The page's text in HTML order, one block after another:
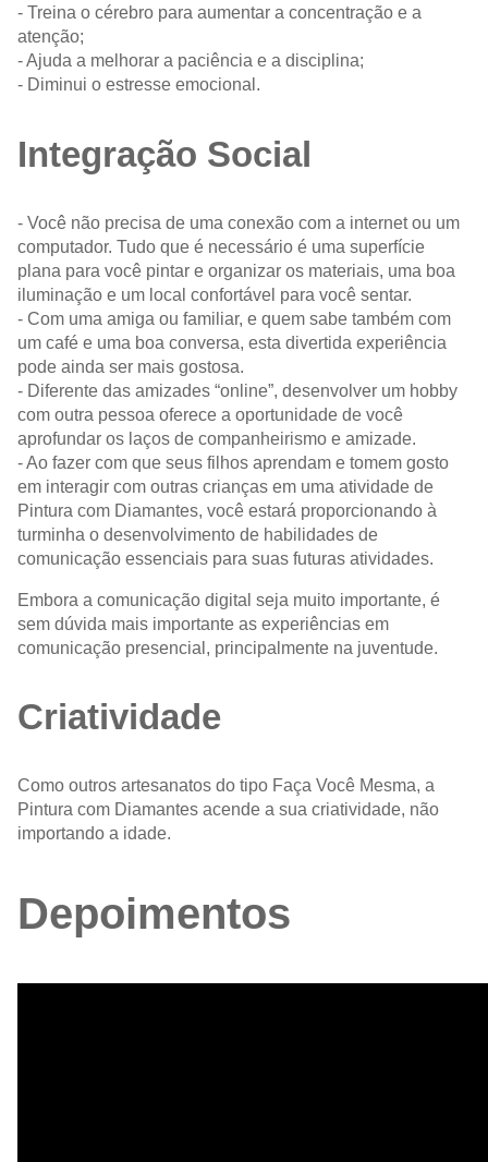
- Treina o cérebro para aumentar a concentração e a
atenção;
- Ajuda a melhorar a paciência e a disciplina;
- Diminui o estresse emocional.
Integração Social
- Você não precisa de uma conexão com a internet ou um
computador. Tudo que é necessário é uma superfície
plana para você pintar e organizar os materiais, uma boa
iluminação e um local confortável para você sentar.
- Com uma amiga ou familiar, e quem sabe também com
um café e uma boa conversa, esta divertida experiência
pode ainda ser mais gostosa.
- Diferente das amizades “online”, desenvolver um hobby
com outra pessoa oferece a oportunidade de você
aprofundar os laços de companheirismo e amizade.
- Ao fazer com que seus filhos aprendam e tomem gosto
em interagir com outras crianças em uma atividade de
Pintura com Diamantes, você estará proporcionando à
turminha o desenvolvimento de habilidades de
comunicação essenciais para suas futuras atividades.
Embora a comunicação digital seja muito importante, é
sem dúvida mais importante as experiências em
comunicação presencial, principalmente na juventude.
Criatividade
Como outros artesanatos do tipo Faça Você Mesma, a
Pintura com Diamantes acende a sua criatividade, não
importando a idade.
Depoimentos